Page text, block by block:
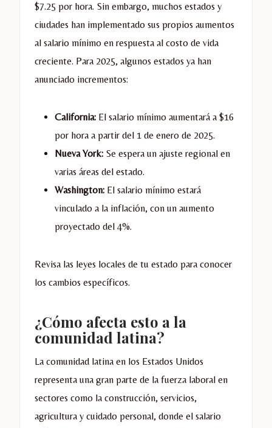
$7.25 por hora. Sin embargo, muchos estados y
ciudades han implementado sus propios aumentos
al salario mínimo en respuesta al costo de vida
creciente. Para 2025, algunos estados ya han
anunciado incrementos:
California:El salario mínimo aumentará a $16
por hora a partir del 1 de enero de 2025.
Nueva York:Se espera un ajuste regional en
varias áreas del estado.
Washington:El salario mínimo estará
vinculado a la inflación, con un aumento
proyectado del 4%.
Revisa las leyes locales de tu estado para conocer
los cambios específicos.
¿Cómo afecta esto a la
comunidad latina?
La comunidad latina en los Estados Unidos
representa una gran parte de la fuerza laboral en
sectores como la construcción, servicios,
agricultura y cuidado personal, donde el salario